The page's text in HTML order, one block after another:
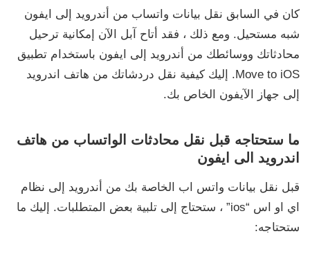
كان في السابق نقل بيانات واتساب من أندرويد إلى ايفون
شبه مستحيل. ومع ذلك ، فقد أتاح آبل الآن إمكانية ترحيل
محادثاتك ووسائطك من أندرويد إلى ايفون باستخدام تطبيق
Move to iOS. إليك كيفية نقل دردشاتك من هاتف اندرويد
إلى جهاز الآيفون الخاص بك.
ما ستحتاجه قبل نقل محادثات الواتساب من هاتف
اندرويد الى ايفون
قبل نقل بيانات واتس اب الخاصة بك من أندرويد إلى نظام
اي او اس “ios” ، ستحتاج إلى تلبية بعض المتطلبات. إليك ما
ستحتاجه: